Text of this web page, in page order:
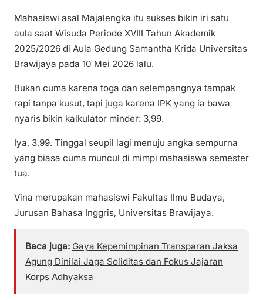
Mahasiswi asal Majalengka itu sukses bikin iri satu
aula saat Wisuda Periode XVIII Tahun Akademik
2025/2026 di Aula Gedung Samantha Krida Universitas
Brawijaya pada 10 Mei 2026 lalu.
Bukan cuma karena toga dan selempangnya tampak
rapi tanpa kusut, tapi juga karena IPK yang ia bawa
nyaris bikin kalkulator minder: 3,99.
Iya, 3,99. Tinggal seupil lagi menuju angka sempurna
yang biasa cuma muncul di mimpi mahasiswa semester
tua.
Vina merupakan mahasiswi Fakultas Ilmu Budaya,
Jurusan Bahasa Inggris, Universitas Brawijaya.
Baca juga: Gaya Kepemimpinan Transparan Jaksa
Agung Dinilai Jaga Soliditas dan Fokus Jajaran
Korps Adhyaksa